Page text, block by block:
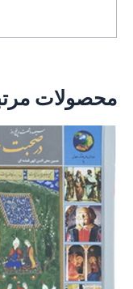
محصولات